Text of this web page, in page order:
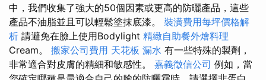
中，我們收集了強大的50個因素或更高的防曬產品，這些
產品不油脂並且可以輕鬆塗抹底漆。 裝潢費用每坪價格解
析 請避免在臉上使用Bodylight 精緻自助餐外燴料理
Cream。 搬家公司費用 天花板 漏水 有一些特殊的製劑，
非常適合對皮膚的精細和敏感性。 嘉義徵信公司 例如，當